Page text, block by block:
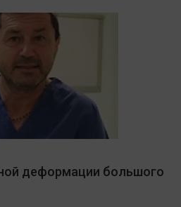
деформации большого